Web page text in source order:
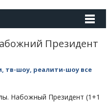
Президент
тв-шоу, реалити-шоу все
Набожный Президент (1+1